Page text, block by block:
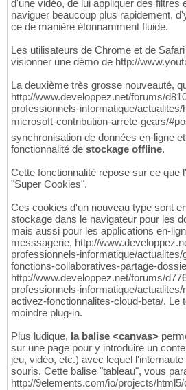
d'une vidéo, de lui appliquer des filtres
naviguer beaucoup plus rapidement,
ce de manière étonnamment fluide.
Les utilisateurs de Chrome et de
visionner une démo de http://
La deuxième très grosse nouveauté,
http://www.developpez.net/forums/
professionnels-informatique/
microsoft-contribution-arrete-gears/
synchronisation de données en-ligne
fonctionnalité de stockage offline.
Cette fonctionnalité repose sur ce que
"Super Cookies".
Ces cookies d'un nouveau type sont
stockage dans le navigateur pour les
mais aussi pour les applications en-
messsagerie, http://
professionnels-informatique/
fonctions-collaboratives-partage-
http://www.developpez.net/forums/
professionnels-informatique/
activez-fonctionnalites-cloud-beta/. Le
moindre plug-in.
Plus ludique, la balise <canvas>
sur une page pour y introduire un
jeu, vidéo, etc.) avec lequel
souris. Cette balise "tableau", vous
http://9elements.com/io/projects/